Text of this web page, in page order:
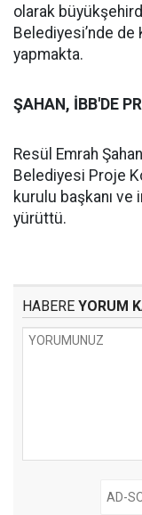
olarak
Belediyesi’nde de
yapmakta.
ŞAHAN, İBB'DE
Resül Emrah
Belediyesi Proje
kurulu başkanı
yürüttü.
HABERE YORUM